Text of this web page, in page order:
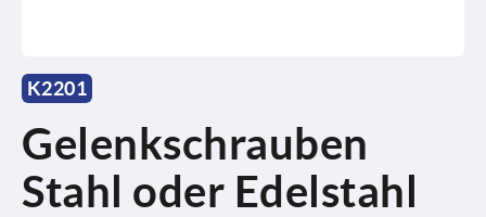
K2201
Gelenkschrauben
Stahl oder Edelstahl